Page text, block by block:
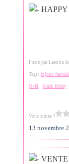
Posté par Laetitia
Tags:bijoux
Noël ,black friday
Vous aimez ?
13 novembre